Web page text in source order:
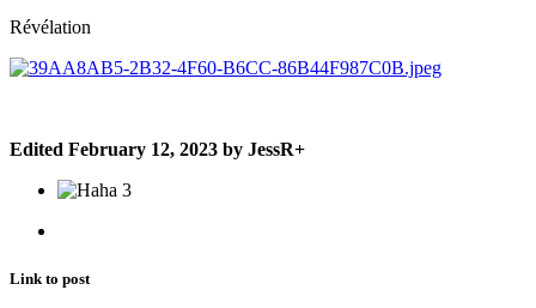
Révélation
Edited February 12, 2023 by JessR+
3
Link to post